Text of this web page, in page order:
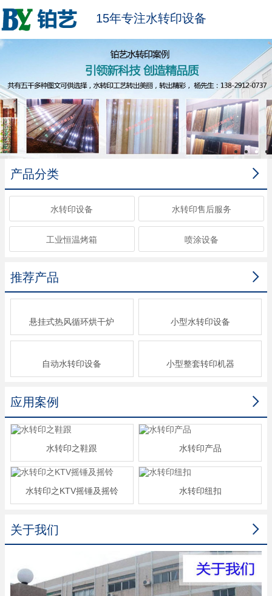
15年专注水转印设备

产品分类
水转印设备 水转印售后服务
工业恒温烤箱 喷涂设备

推荐产品
悬挂式热风循环烘干炉 小型水转印设备
自动水转印设备 小型整套转印机器

应用案例
水转印之鞋跟 水转印产品
水转印之KTV摇锤及摇铃 水转印纽扣

关于我们